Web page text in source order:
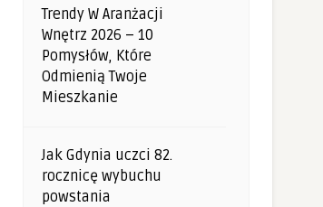
Trendy W Aranżacji
Wnętrz 2026 – 10
Pomysłów, Które
Odmienią Twoje
Mieszkanie
Jak Gdynia uczci 82.
rocznicę wybuchu
powstania